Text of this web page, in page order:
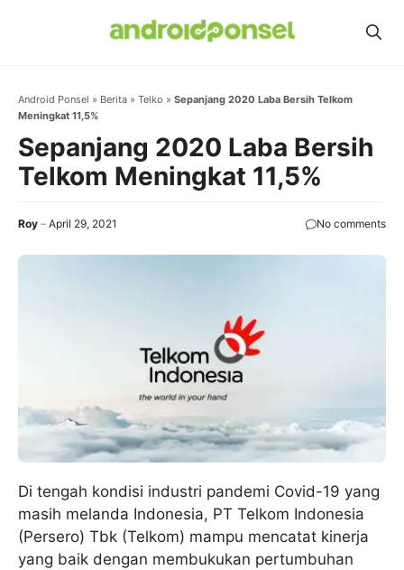
Android Ponsel » Berita » Telko » Sepanjang 2020 Laba Bersih Telkom
Meningkat 11,5%
Sepanjang 2020 Laba Bersih
Telkom Meningkat 11,5%
Roy April 29, 2021 No comments
Di tengah kondisi industri pandemi Covid-19 yang
masih melanda Indonesia, PT Telkom Indonesia
(Persero) Tbk (Telkom) mampu mencatat kinerja
yang baik dengan membukukan pertumbuhan